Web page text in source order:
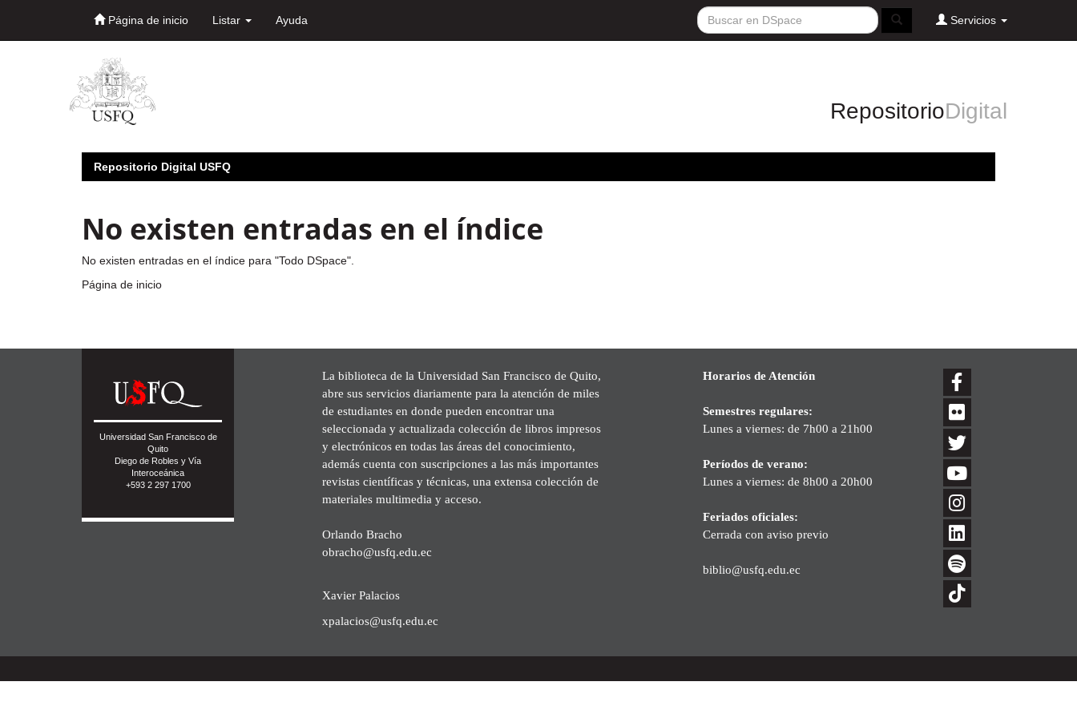
Página de inicio Listar Ayuda Servicios
RepositorioDigital
Repositorio Digital USFQ
No existen entradas en el índice
No existen entradas en el índice para "Todo DSpace".
Página de inicio
Universidad San Francisco de
Quito
Diego de Robles y Vía
Interoceánica
+593 2 297 1700
La biblioteca de la Universidad San Francisco de Quito,
abre sus servicios diariamente para la atención de miles
de estudiantes en donde pueden encontrar una
seleccionada y actualizada colección de libros impresos
y electrónicos en todas las áreas del conocimiento,
además cuenta con suscripciones a las más importantes
revistas científicas y técnicas, una extensa colección de
materiales multimedia y acceso.
Orlando Bracho
obracho@usfq.edu.ec
Xavier Palacios
xpalacios@usfq.edu.ec
Horarios de Atención
Semestres regulares:
Lunes a viernes: de 7h00 a 21h00
Períodos de verano:
Lunes a viernes: de 8h00 a 20h00
Feriados oficiales:
Cerrada con aviso previo
biblio@usfq.edu.ec